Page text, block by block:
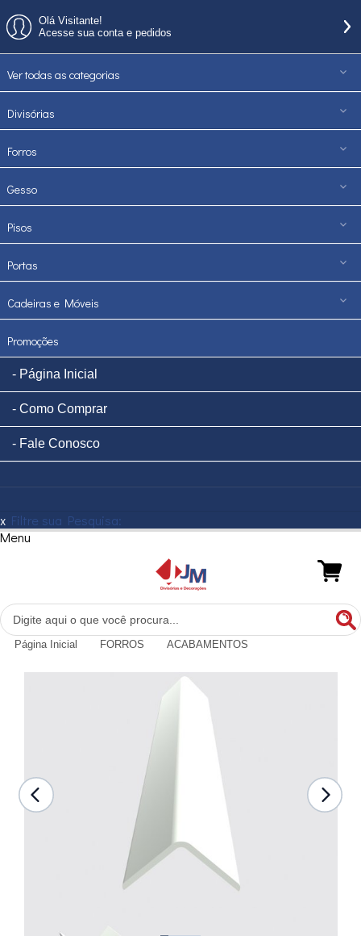
Olá Visitante!
Acesse sua conta e pedidos
Ver todas as categorias
Divisórias
Forros
Gesso
Pisos
Portas
Cadeiras e Móveis
Promoções
Página Inicial
Como Comprar
Fale Conosco
x Filtre sua Pesquisa:
Menu
Página Inicial FORROS ACABAMENTOS